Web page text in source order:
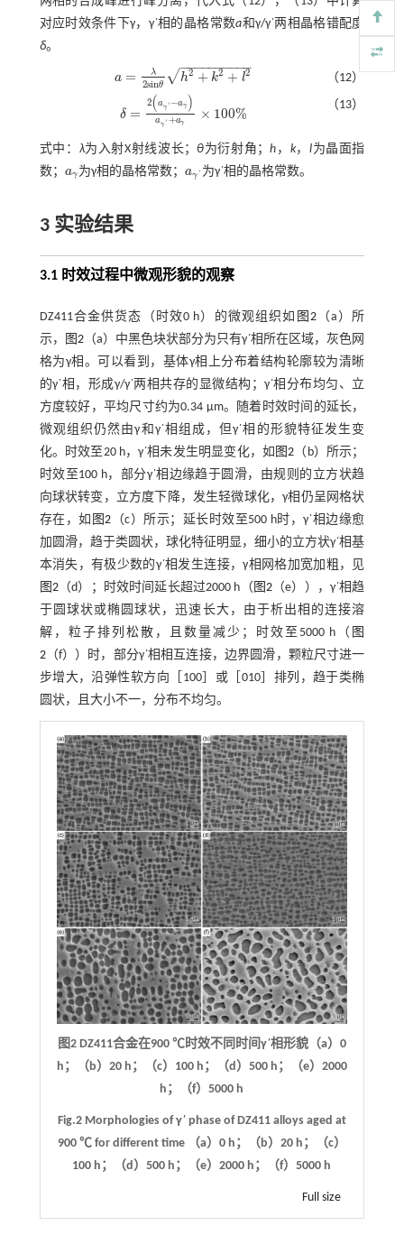
对应时效条件下γ，γ΄相的晶格常数a和γ/γ΄两相晶格错配度
δ。
a = λ
2sinθ
h2 + k2 + l2
− −
−−−−−−−−
√
a=λ2 sinθh2+ k2+ 2 （12）
δ =
2(a
γ' −aγ )
a
γ ' +aγ
× 100%
δ=2a γ'-aγaγ'+a ×100%
（13）
式中： λ为入射X射线波长； θ为衍射角；h ， k， l为晶面指
数； aγ
aγ 为γ相的晶格常数；aγ '
aγ' 为γ΄相的晶格常数。
3 实验结果
3.1 时效过程中微观形貌的观察
DZ411合金供货态（时效0 h）的微观组织如 图2（a）所
示，
图2（a）中黑色块状部分为只有γ΄相所在区域，灰色网
格为γ相。可以看到，基体γ相上分布着结构轮廓较为清晰
的γ΄相，形成γ/γ΄两相共存的显微结构；γ΄相分布均匀、立
方度较好，平均尺寸约为0.34 μm。随着时效时间的延长，
微观组织仍然由γ和γ΄相组成，但γ΄相的形貌特征发生变
化。时效至20 h，γ΄相未发生明显变化，如 图2 （b）所示；
时效至100 h，部分γ΄相边缘趋于圆滑，由规则的立方状趋
向球状转变，立方度下降，发生轻微球化，γ相仍呈网格状
存在，如 图2 （c）所示；延长时效至500 h时，γ΄相边缘愈
加圆滑，趋于类圆状，球化特征明显，细小的立方状γ΄相基
本消失，有极少数的γ΄相发生连接，γ相网格加宽加粗，见
图2（d）；时效时间延长超过2000 h（ 图2（e）），γ΄相趋
于圆球状或椭圆球状，迅速长大，由于析出相的连接溶
解，粒子排列松散，且数量减少；时效至5000 h（ 图
2（f））时，部分γ΄相相互连接，边界圆滑，颗粒尺寸进一
步增大，沿弹性软方向［100］或［010］排列，趋于类椭
圆状，且大小不一，分布不均匀。
图2 DZ411合金在900 ℃时效不同时间γ΄相形貌（a）0
h；（b）20 h；（c）100 h；（d）500 h；（e）2000
h；（f）5000 h
Fig.2 Morphologies of γ΄ phase of DZ411 alloys aged at
900 ℃ for different time （a）0 h；（b）20 h；（c）
100 h；（d）500 h；（e）2000 h；（f）5000 h
Full size